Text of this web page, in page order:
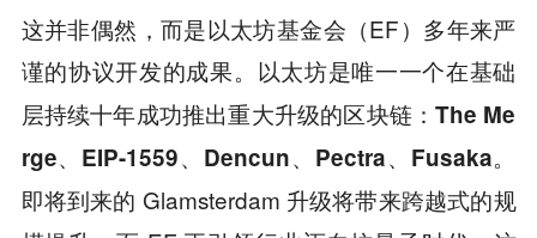
这并非偶然，而是以太坊基金会（EF）多年来严
谨的协议开发的成果。 以太坊是唯一一个在基础
层持续十年成功推出重大升级的区块链：The Me
rge、EIP-1559、Dencun、Pectra、Fusaka。
即将到来的 Glamsterdam 升级将带来跨越式的规